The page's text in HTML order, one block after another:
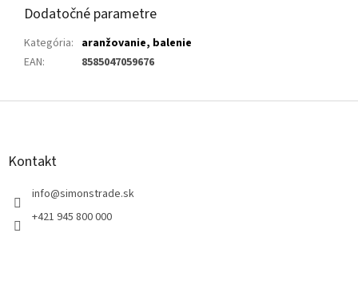
Dodatočné parametre
Kategória: aranžovanie, balenie
EAN: 8585047059676
Z
Kontakt
info@simonstrade.sk
+421 945 800 000